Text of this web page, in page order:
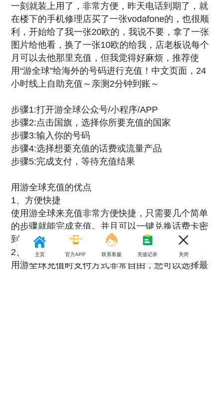
一刻就装上用了，非常方便，昨天电话到期了，就
在楼下的手机修理店买了一张vodafone的，也很顺
利，开始给了我一张20欧的，我说不要，拿了一张
图片给他看，换了一张10欧的给我，店老板说每个
月可以去他那里充值，但我觉得好麻烦，推荐使
用“游全球”给海外的号码进行充值！中文页面，24
小时线上自助充值～亲测2分钟到账～
步骤1:打开游全球公众号/小程序/APP
步骤2:点击国旗，选择你所要充值的国家
步骤3:输入你的号码
步骤4:选择想要充值的话费或流量产品
步骤5:完成支付，等待充值结果
用游全球充值的优点
1、方便快捷
使用游全球来充值非常方便快捷，只需要几个简单
的步骤就能完成充值。并且可以一键兑换话费卡密
到账户，简单不出错。
2、支付方式多样
用游全球充值时支付方式非常自由，您可以选择最
主页 官方APP 联系客服 充值记录 关闭